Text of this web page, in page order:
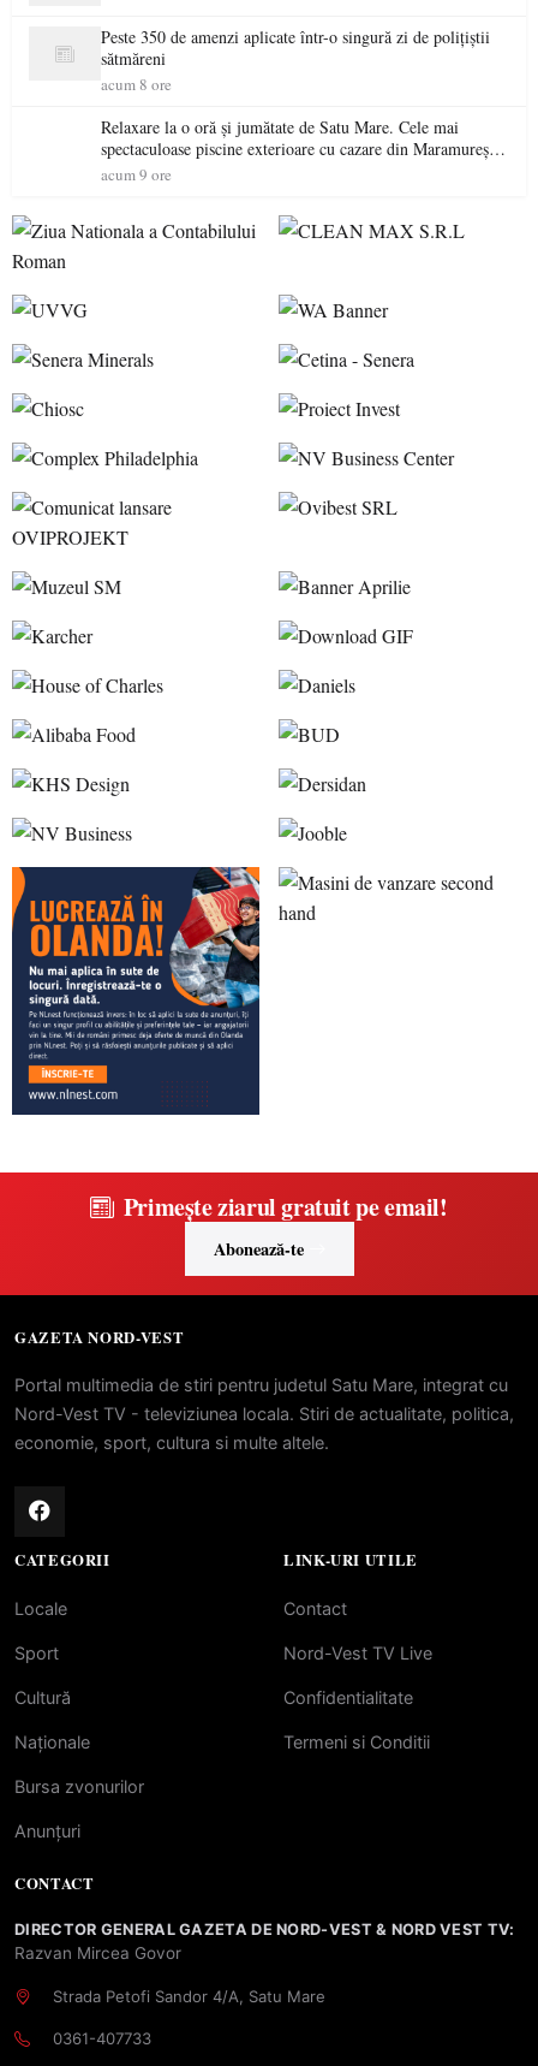
Peste 350 de amenzi aplicate într-o singură zi de polițiștii
sătmăreni
acum 8 ore
Relaxare la o oră și jumătate de Satu Mare. Cele mai
spectaculoase piscine exterioare cu cazare din Maramureș,
ideale pentru o escapadă de vară
acum 9 ore
Primește ziarul gratuit pe email!
Abonează-te
GAZETA NORD-VEST
Portal multimedia de stiri pentru judetul Satu Mare, integrat cu
Nord-Vest TV - televiziunea locala. Stiri de actualitate, politica,
economie, sport, cultura si multe altele.
CATEGORII
Locale
Sport
Cultură
Naționale
Bursa zvonurilor
Anunțuri
LINK-URI UTILE
Contact
Nord-Vest TV Live
Confidentialitate
Termeni si Conditii
CONTACT
DIRECTOR GENERAL GAZETA DE NORD-VEST & NORD VEST TV:
Razvan Mircea Govor
Strada Petofi Sandor 4/A, Satu Mare
0361-407733